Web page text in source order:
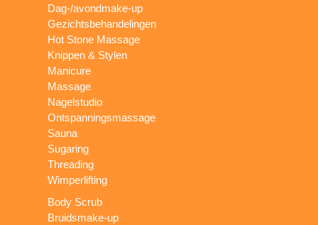
Dag-/avondmake-up
Gezichtsbehandelingen
Hot Stone Massage
Knippen & Stylen
Manicure
Massage
Nagelstudio
Ontspanningsmassage
Sauna
Sugaring
Threading
Wimperlifting
Body Scrub
Bruidsmake-up